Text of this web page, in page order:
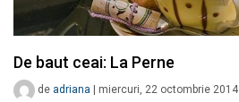
De baut ceai: La Perne
de adriana miercuri, 22 octombrie 2014